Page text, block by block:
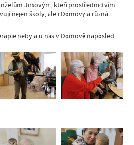
Jirsovým, kteří prostřednictvím
nejen školy, ale i Domovy a různá
nebyla u nás v Domově naposled.